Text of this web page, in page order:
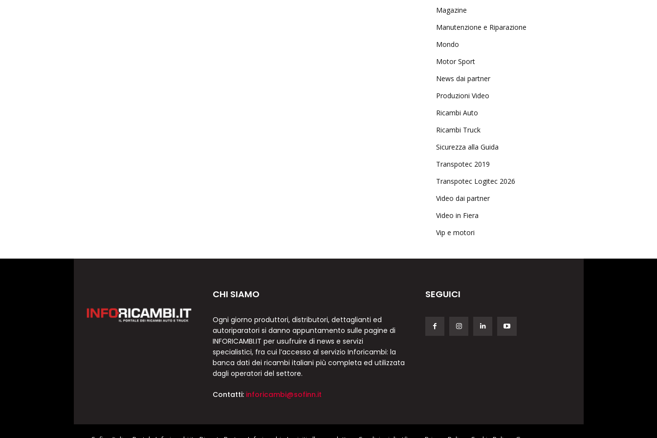
Magazine
Manutenzione e Riparazione
Mondo
Motor Sport
News dai partner
Produzioni Video
Ricambi Auto
Ricambi Truck
Sicurezza alla Guida
Transpotec 2019
Transpotec Logitec 2026
Video dai partner
Video in Fiera
Vip e motori
CHI SIAMO
Ogni giorno produttori, distributori, dettaglianti ed
autoriparatori si danno appuntamento sulle pagine di
INFORICAMBI.IT per usufruire di news e servizi
specialistici, fra cui l’accesso al servizio Inforicambi: la
banca dati dei ricambi italiani più completa ed utilizzata
dagli operatori del settore.
Contatti: inforicambi@sofinn.it
SEGUICI